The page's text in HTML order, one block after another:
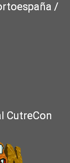
/
CutreCon